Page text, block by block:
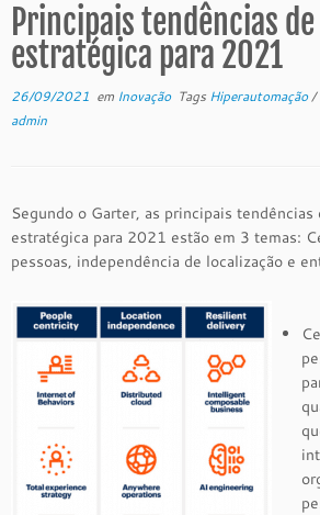
Principais tendências
estratégica para 2021
26/09/2021 em Inovação Tags Hiperautomação/
admin
Segundo o Garter, as principais tendências
estratégica para 2021 estão em 3 temas:
pessoas, independência de localização e